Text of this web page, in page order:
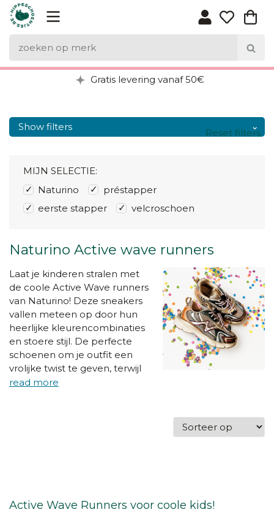
Gratis levering vanaf 50€
Show filters
Naturino Active wave runners
Laat je kinderen stralen met
de coole Active Wave runners
van Naturino! Deze sneakers
vallen meteen op door hun
heerlijke kleurencombinaties
en stoere stijl. De perfecte
schoenen om je outfit een
vrolijke twist te geven, terwijl
ze comfortabel en stevig
MIJN SELECTIE:
Naturino
préstapper
eerste stapper
velcroschoen
Reset filters
Active Wave Runners voor coole kids!